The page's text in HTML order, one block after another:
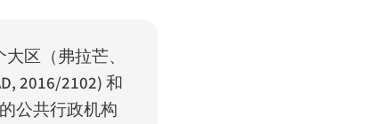
区（弗拉芒、
2016/2102) 和
公共行政机构